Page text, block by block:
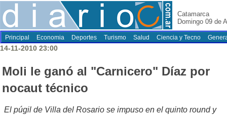
Catamarca
Domingo 09 de
Principal Economia Deportes Turismo Salud Ciencia y Tecno
14-11-2010 23:00
Moli le ganó al "Carnicero" Díaz por
nocaut técnico
El púgil de Villa del Rosario se impuso en el quinto round y